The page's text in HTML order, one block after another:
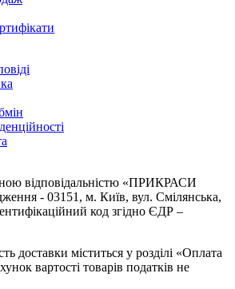
вiдповiдальнiстю «ПРИКРАСИ
- 03151, м. Київ, вул. Смілянська,
код згідно ЄДР –
доставки міститься у розділі «Оплата
вартості товарів податків не